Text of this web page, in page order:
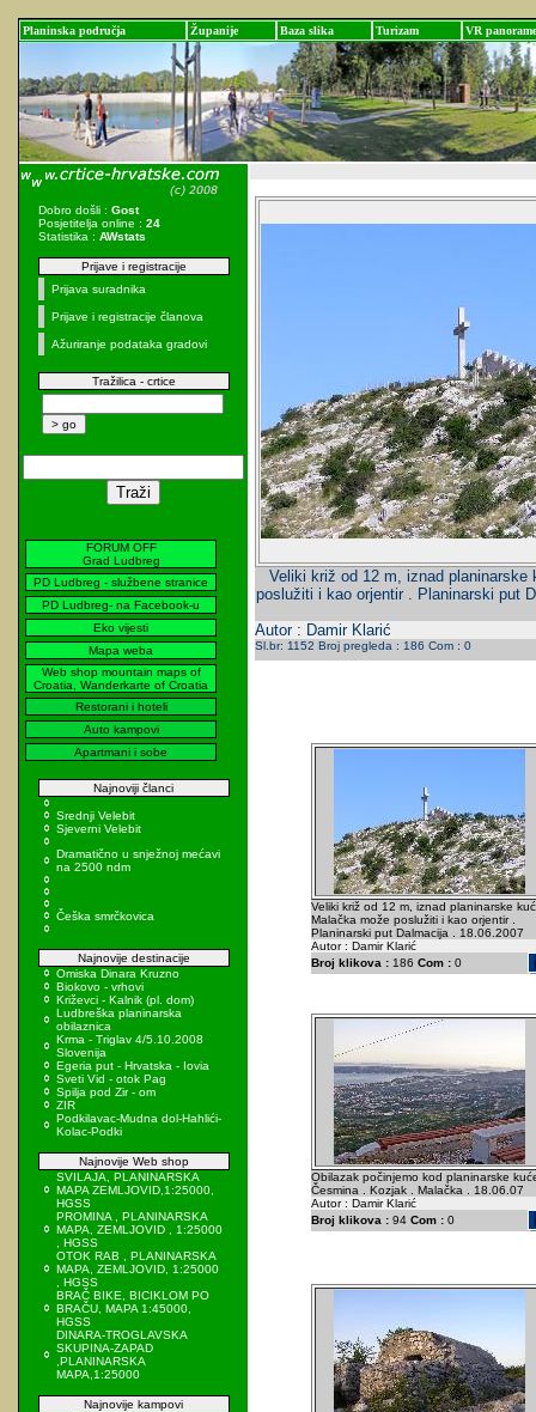
Planinska područja Županije Baza slika Turizam VR panorame
Dobro došli : Gost
Posjetitelja online : 24
Statistika : AWstats
Prijave i registracije
Prijava suradnika
Prijave i registracije članova
Ažuriranje podataka gradovi
Tražilica - crtice
FORUM OFF
Grad Ludbreg
PD Ludbreg - službene stranice
PD Ludbreg- na Facebook-u
Eko vijesti
Mapa weba
Web shop mountain maps of
Croatia, Wanderkarte of Croatia
Restorani i hoteli
Auto kampovi
Apartmani i sobe
Najnoviji članci
Srednji Velebit
Sjeverni Velebit
Dramatično u snježnoj mećavi
na 2500 ndm
Češka smrčkovica
Najnovije destinacije
Omiska Dinara Kruzno
Biokovo - vrhovi
Križevci - Kalnik (pl. dom)
Ludbreška planinarska
obilaznica
Krma - Triglav 4/5.10.2008
Slovenija
Egeria put - Hrvatska - Iovia
Sveti Vid - otok Pag
Spilja pod Zir - om
ZIR
Podkilavac-Mudna dol-Hahlići-
Kolac-Podki
Najnovije Web shop
SVILAJA, PLANINARSKA
MAPA ZEMLJOVID,1:25000,
HGSS
PROMINA , PLANINARSKA
MAPA, ZEMLJOVID , 1:25000
, HGSS
OTOK RAB , PLANINARSKA
MAPA, ZEMLJOVID, 1:25000
, HGSS
BRAČ BIKE, BICIKLOM PO
BRAČU, MAPA 1:45000,
HGSS
DINARA-TROGLAVSKA
SKUPINA-ZAPAD
,PLANINARSKA
MAPA,1:25000
Najnovije kampovi
Veliki križ od 12 m, iznad planinarske
poslužiti i kao orjentir . Planinarski put
Autor : Damir Klarić
Sl.br: 1152 Broj pregleda : 186 Com : 0
Veliki križ od 12 m, iznad planinarske
Malačka može poslužiti i kao orjentir .
Planinarski put Dalmacija . 18.06.2007
Autor : Damir Klarić
Broj klikova :186 Com :0
Obilazak počinjemo kod planinarske
Česmina . Kozjak . Malačka . 18.06.07
Autor : Damir Klarić
Broj klikova :94 Com :0